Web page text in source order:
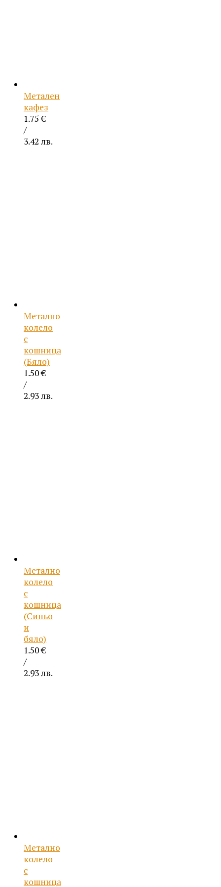
Метален
кафез
1.75€
/
3.42 лв.
Метално
колело
с
кошница
(Бяло)
1.50€
/
2.93 лв.
Метално
колело
с
кошница
(Синьо
и
бяло)
1.50€
/
2.93 лв.
Метално
колело
с
кошница